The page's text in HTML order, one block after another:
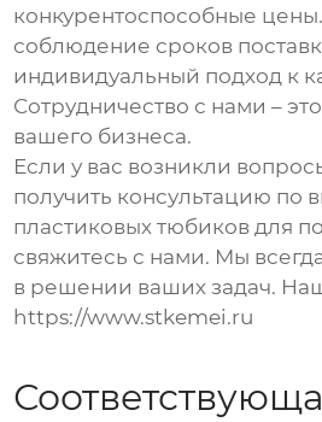
конкурентоспособные
соблюдение сроков
индивидуальный подход к
Сотрудничество с нами –
вашего бизнеса.
Если у вас возникли
получить консультацию по
пластиковых тюбиков для
свяжитесь с нами. Мы
в решении ваших задач.
https://www.stkemei.ru